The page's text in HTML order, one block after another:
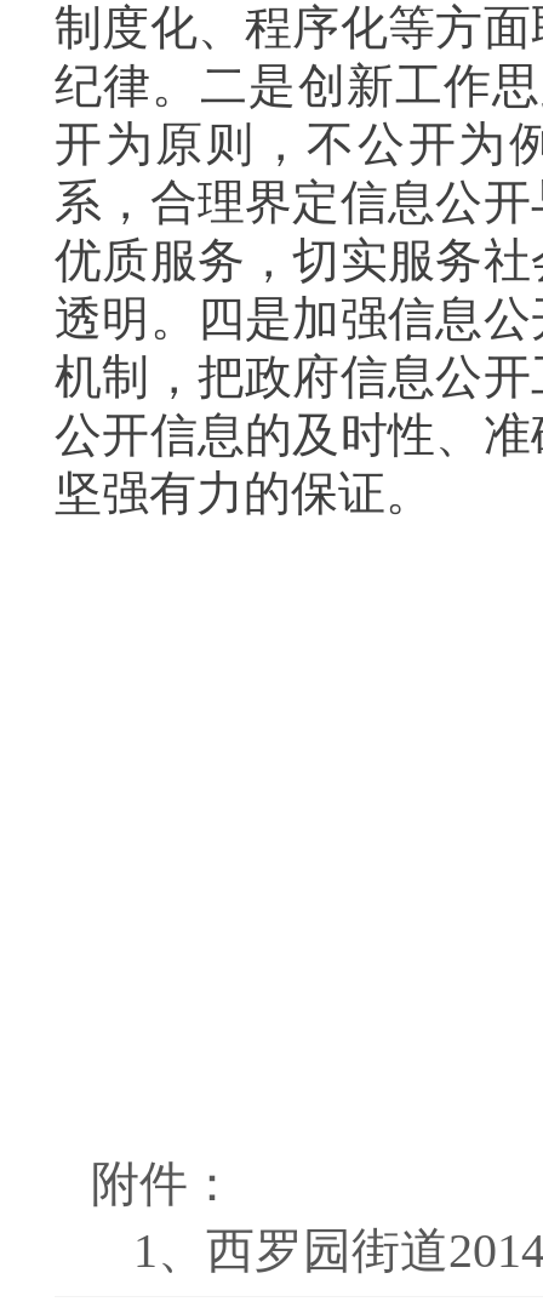
制度化、程序化等方
纪律。二是创新工作
开为原则，不公开为
系，合理界定信息公
优质服务，切实服务
透明。四是加强信息
机制，把政府信息公
公开信息的及时性、
坚强有力的保证。
附件：
1、 西罗园街道